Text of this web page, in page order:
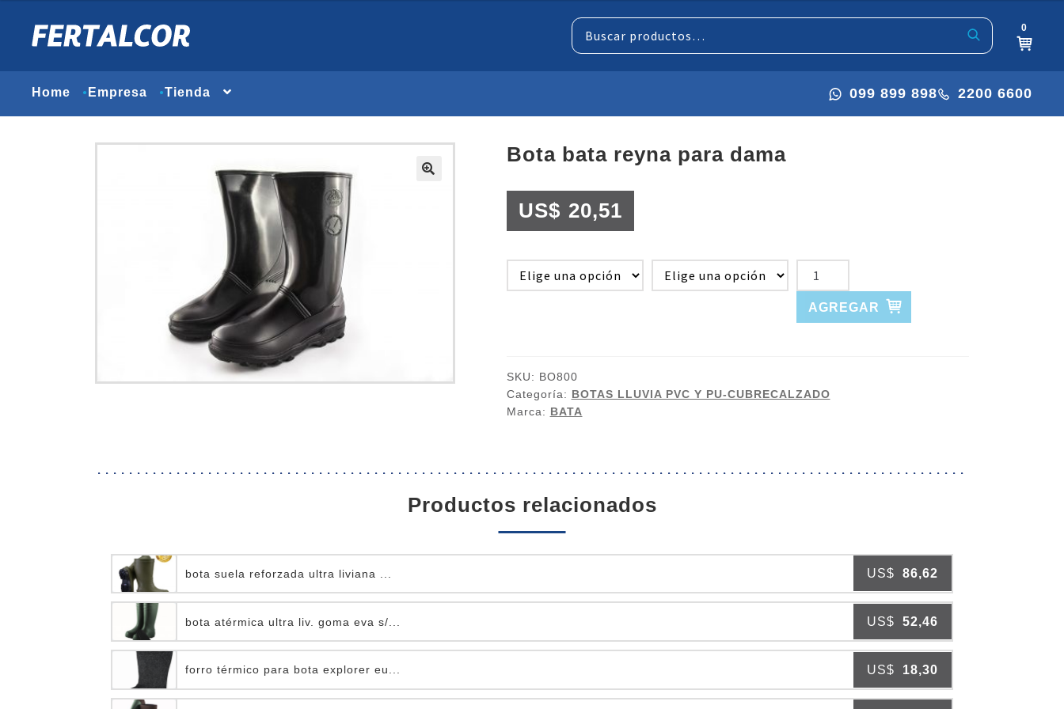
Buscar
por:
0
Home Empresa Tienda 099 899 898 2200 6600
bota bata reyna para dama
US$ 20,51
BOTA
BATA
REYNA
AGREGAR
SKU: BO800
Categoría: BOTAS LLUVIA PVC Y PU-CUBRECALZADO
Marca: BATA
productos relacionados
bota suela reforzada ultra liviana ... US$ 86,62
bota atérmica ultra liv. goma eva s/... US$ 52,46
forro térmico para bota explorer eu... US$ 18,30